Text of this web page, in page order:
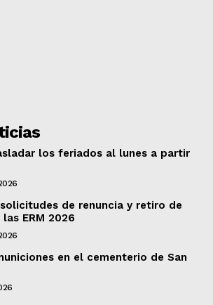
los feriados al lunes a partir
de renuncia y retiro de
ERM 2026
en el cementerio de San